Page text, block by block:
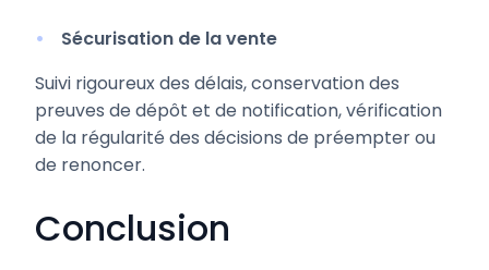
Sécurisation de la vente
Suivi rigoureux des délais, conservation des
preuves de dépôt et de notification, vérification
de la régularité des décisions de préempter ou
de renoncer.
Conclusion